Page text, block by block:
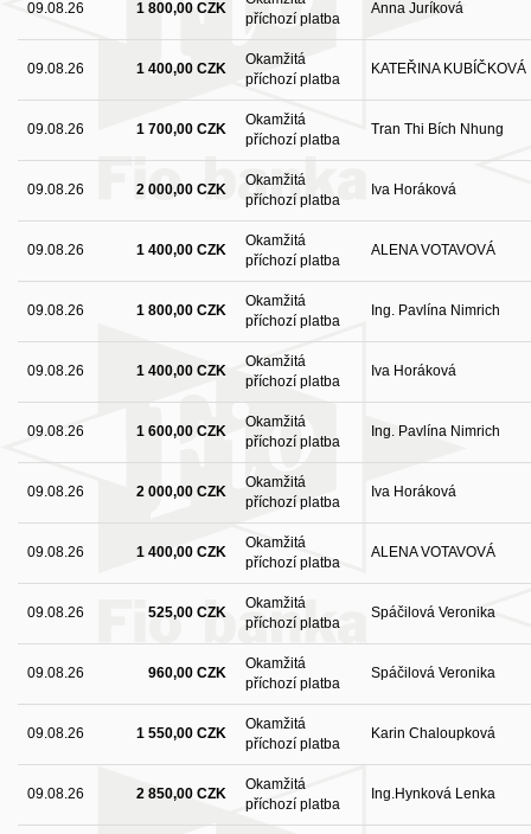
09.08.26 1 800,00 CZK
příchozí platba
Anna Juríková
09.08.26 1 400,00 CZK
Okamžitá
příchozí platba
KATEŘINA KUBÍČKOVÁ
09.08.26 1 700,00 CZK
Okamžitá
příchozí platba
Tran Thi Bích Nhung
09.08.26 2 000,00 CZK
Okamžitá
příchozí platba
Iva Horáková
09.08.26 1 400,00 CZK
Okamžitá
příchozí platba
ALENA VOTAVOVÁ
09.08.26 1 800,00 CZK
Okamžitá
příchozí platba
Ing. Pavlína Nimrich
09.08.26 1 400,00 CZK
Okamžitá
příchozí platba
Iva Horáková
09.08.26 1 600,00 CZK
Okamžitá
příchozí platba
Ing. Pavlína Nimrich
09.08.26 2 000,00 CZK
Okamžitá
příchozí platba
Iva Horáková
09.08.26 1 400,00 CZK
Okamžitá
příchozí platba
ALENA VOTAVOVÁ
09.08.26 525,00 CZK
Okamžitá
příchozí platba
Spáčilová Veronika
09.08.26 960,00 CZK
Okamžitá
příchozí platba
Spáčilová Veronika
09.08.26 1 550,00 CZK
Okamžitá
příchozí platba
Karin Chaloupková
09.08.26 2 850,00 CZK
Okamžitá
příchozí platba
Ing.Hynková Lenka